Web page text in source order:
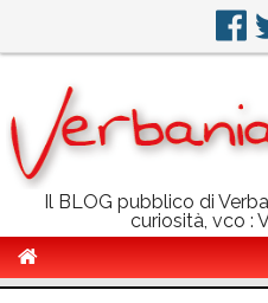
Il BLOG pubblico di
curiosità, vco :